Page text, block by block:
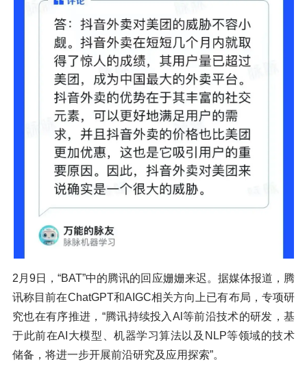
2月9日，“BAT”中的腾讯的回应姗姗来迟。据媒体报道，腾
讯称目前在ChatGPT和AIGC相关方向上已有布局，专项研
究也在有序推进，“腾讯持续投入Al等前沿技术的研发，基
于此前在AI大模型、机器学习算法以及NLP等领域的技术
储备，将进一步开展前沿研究及应用探索”。